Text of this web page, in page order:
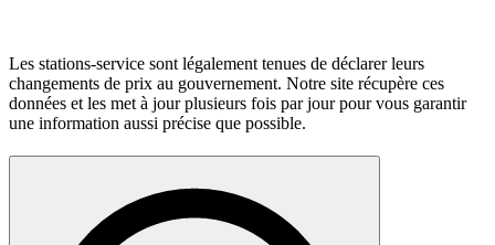
Les stations-service sont légalement tenues de déclarer leurs
changements de prix au gouvernement. Notre site récupère ces
données et les met à jour plusieurs fois par jour pour vous garantir
une information aussi précise que possible.